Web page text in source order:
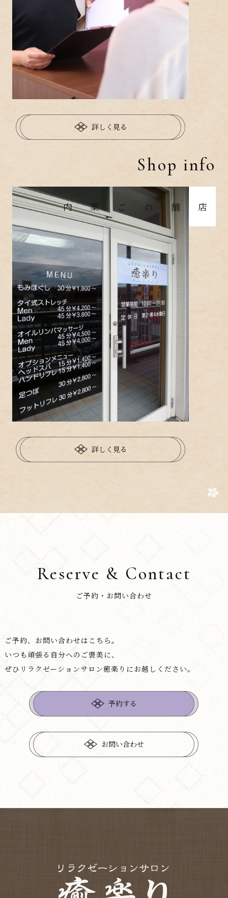
詳しく見る
Shop info
詳しく見る
店舗のご案内
Reserve & Contact
ご予約・お問い合わせ
ご予約、お問い合わせはこちら。
いつも頑張る自分へのご褒美に、
ぜひリラクゼーションサロン癒楽りにお越しください。
予約する
お問い合わせ